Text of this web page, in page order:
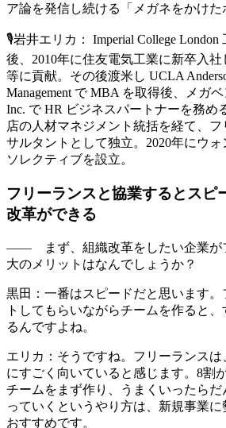
ア論を発信し続ける「メガネをかけた
🎙岩井エリカ： Imperial College
後、2010年に住友電気工業に新卒入
等に貢献。その後渡米し UCLA
Management で MBA を取得後、メガベ
Inc. で HR ビジネスパートナーを務め
店の人材マネジメント統括を経て、
サルタントとして独立。2020年にウ
ソレクティブを設立。
フリーランスと協業するとスピ
改革ができる
—— まず、組織改革をしたい企業が
大のメリットはなんでしょうか？
黒田： 一番はスピードだと思います。
トしてもらいながらチームを作ると
るんですよね。
エリカ：そうですね。フリーランス
にすごく向いていると感じます。 8割
チームをまず作り、うまくいったら
っていく というやり方は、新規事業
おすすめです。